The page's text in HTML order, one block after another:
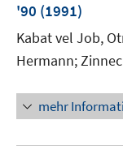
'90 (1991)
Kabat vel Job,
Hermann;
mehr